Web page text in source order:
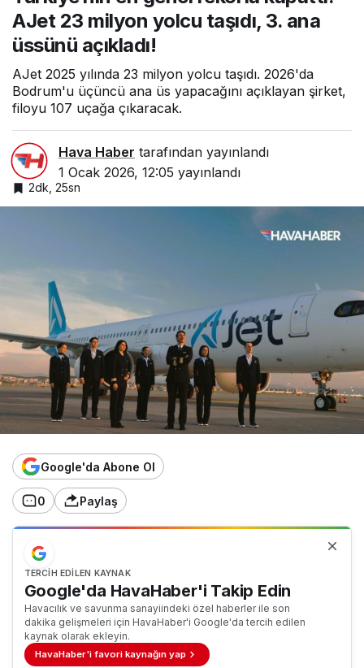
AJet 23 milyon yolcu taşıdı, 3. ana
üssünü açıkladı!
AJet 2025 yılında 23 milyon yolcu taşıdı. 2026'da
Bodrum'u üçüncü ana üs yapacağını açıklayan şirket,
filoyu 107 uçağa çıkaracak.
Hava Haber tarafından yayınlandı
1 Ocak 2026, 12:05 yayınlandı
2dk, 25sn
Google'da Abone Ol
0 Paylaş
TERCIH EDILEN KAYNAK
Google'da HavaHaber'i Takip Edin
Havacılık ve savunma sanayiindeki özel haberler ile son
dakika gelişmeleri için HavaHaber'i Google'da tercih edilen
kaynak olarak ekleyin.
HavaHaber'i favori kaynağın yap